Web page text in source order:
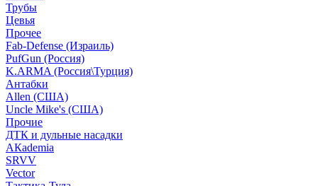
Трубы
Цевья
Прочее
Fab-Defense (Израиль)
PufGun (Россия)
K.ARMA (Россия\Турция)
Антабки
Allen (США)
Uncle Mike's (США)
Прочие
ДТК и дульные насадки
АКademia
SRVV
Vector